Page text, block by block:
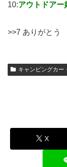
10:アウトドアー
>>7 ありがとう
キャンピングカー
X